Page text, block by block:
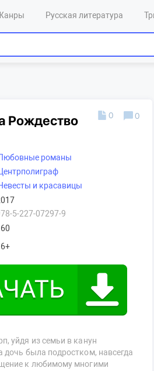
Русская литература
Рождество
романы
Центрполиграф
и красавицы
5-227-07297-9
уйдя из семьи в канун
дочь была подростком, навсегда
к любимому многими
0 0